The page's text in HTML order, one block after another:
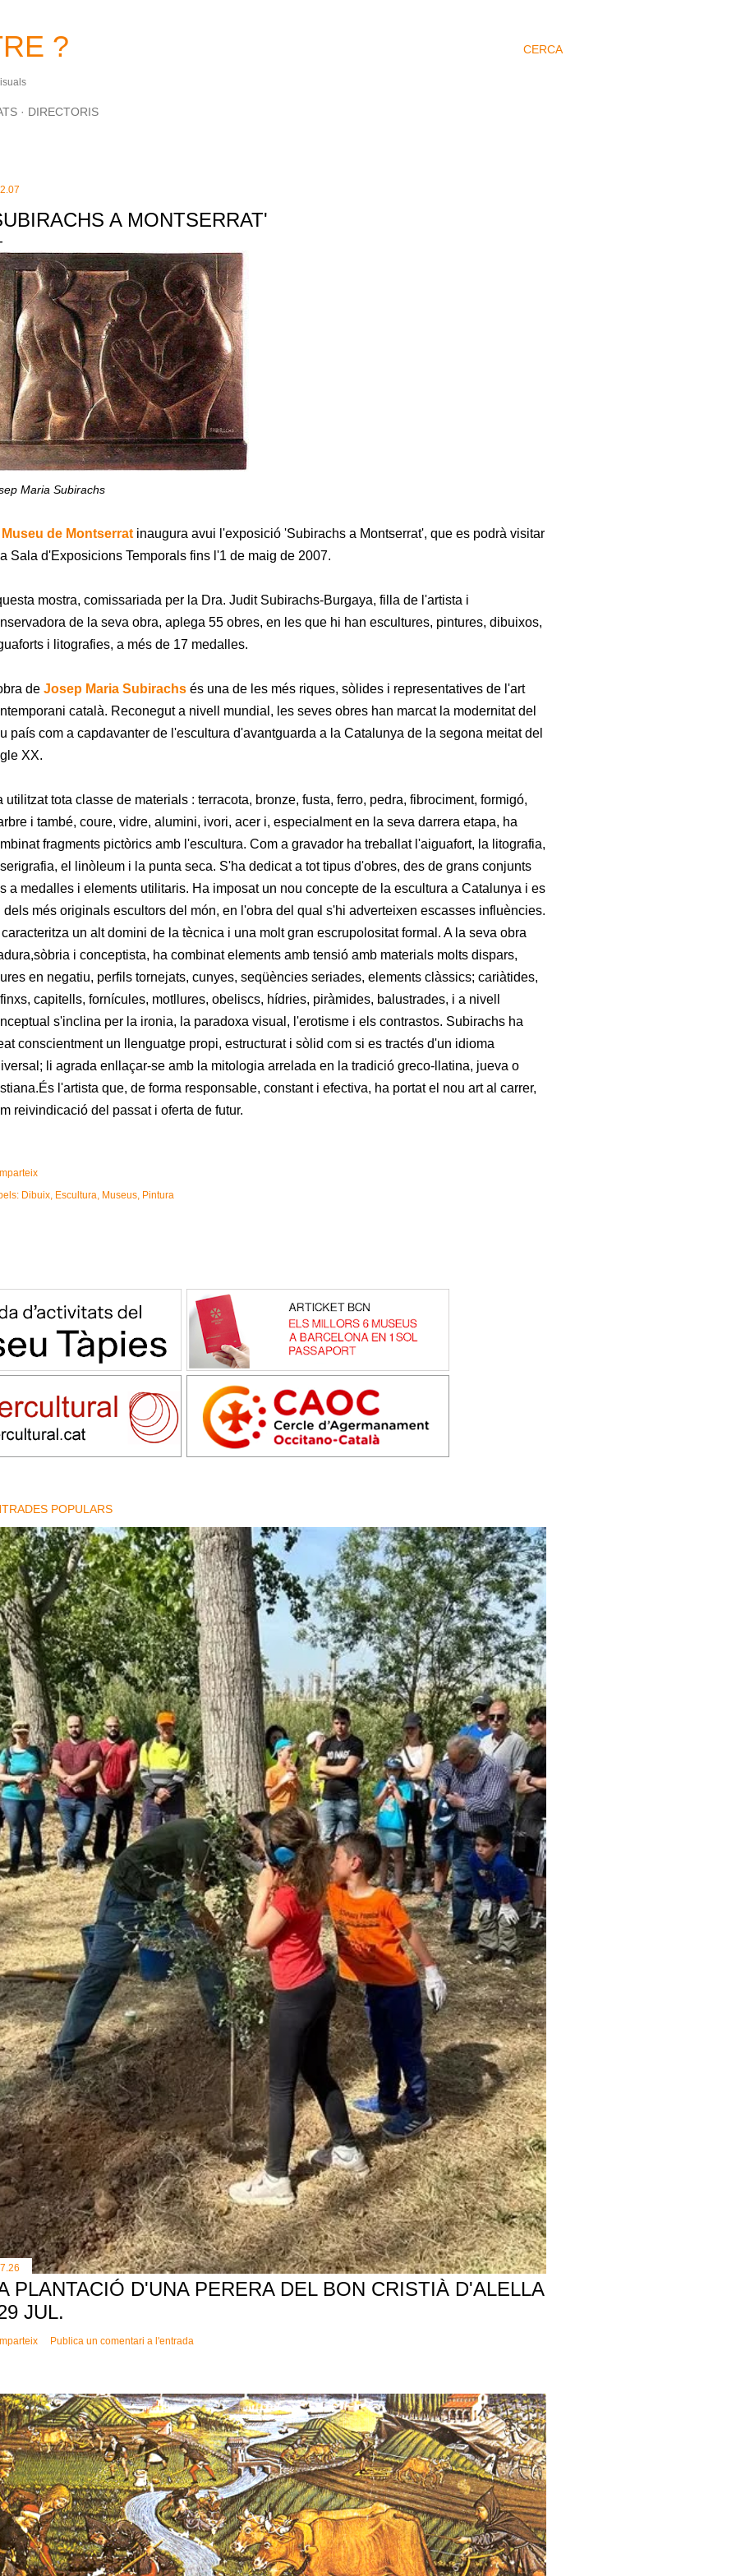
CERCA
?
DIRECTORIS
A MONTSERRAT'
Maria Subirachs
Museu de Montserrat inaugura avui l'exposició 'Subirachs a Montserrat', que es podrà visitar
Sala d'Exposicions Temporals fins l'1 de maig de 2007.
mostra, comissariada per la Dra. Judit Subirachs-Burgaya, filla de l'artista i
de la seva obra, aplega 55 obres, en les que hi han escultures, pintures, dibuixos,
i litografies, a més de 17 medalles.
de Josep Maria Subirachs és una de les més riques, sòlides i representatives de l'art
català. Reconegut a nivell mundial, les seves obres han marcat la modernitat del
país com a capdavanter de l'escultura d'avantguarda a la Catalunya de la segona meitat del
XX.
utilitzat tota classe de materials : terracota, bronze, fusta, ferro, pedra, fibrociment, formigó,
i també, coure, vidre, alumini, ivori, acer i, especialment en la seva darrera etapa, ha
fragments pictòrics amb l'escultura. Com a gravador ha treballat l'aiguafort, la litografia,
el linòleum i la punta seca. S'ha dedicat a tot tipus d'obres, des de grans conjunts
a medalles i elements utilitaris. Ha imposat un nou concepte de la escultura a Catalunya i es
dels més originals escultors del món, en l'obra del qual s'hi adverteixen escasses influències.
un alt domini de la tècnica i una molt gran escrupolositat formal. A la seva obra
i conceptista, ha combinat elements amb tensió amb materials molts dispars,
en negatiu, perfils tornejats, cunyes, seqüències seriades, elements clàssics; cariàtides,
capitells, fornícules, motllures, obeliscs, hídries, piràmides, balustrades, i a nivell
s'inclina per la ironia, la paradoxa visual, l'erotisme i els contrastos. Subirachs ha
conscientment un llenguatge propi, estructurat i sòlid com si es tractés d'un idioma
li agrada enllaçar-se amb la mitologia arrelada en la tradició greco-llatina, jueva o
l'artista que, de forma responsable, constant i efectiva, ha portat el nou art al carrer,
reivindicació del passat i oferta de futur.
Dibuix Escultura Museus Pintura
POPULARS
PLANTACIÓ D'UNA PERERA DEL BON CRISTIÀ D'ALELLA
JUL.
Publica un comentari a l'entrada